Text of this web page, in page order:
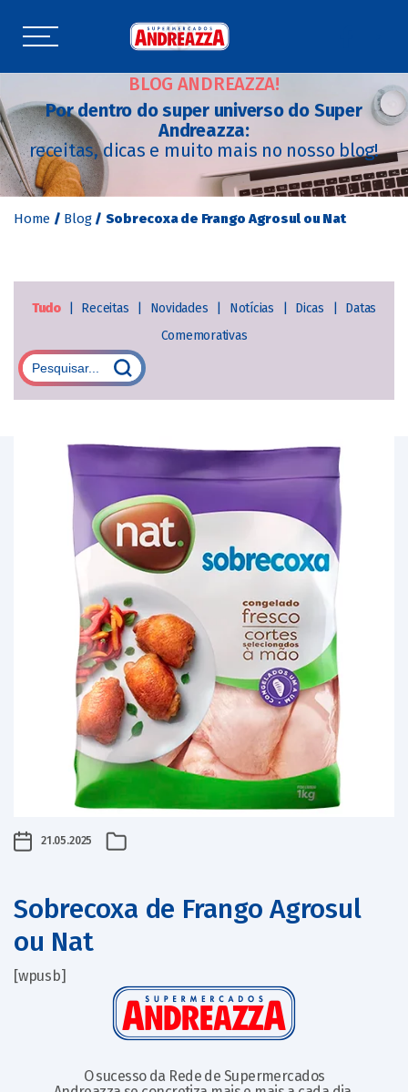
BLOG ANDREAZZA!
Por dentro do super universo do Super
Andreazza:
receitas, dicas e muito mais no nosso blog!
Home / Blog / Sobrecoxa de Frango Agrosul ou Nat
Tudo Receitas Novidades Notícias Dicas
Datas
Comemorativas
21.05.2025
Sobrecoxa de Frango Agrosul
ou Nat
[wpusb]
O sucesso da Rede de Supermercados